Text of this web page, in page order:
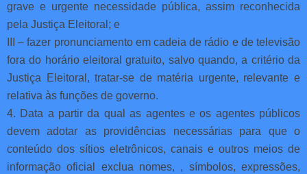
grave e urgente necessidade pública, assim reconhecida
pela Justiça Eleitoral; e
III – fazer pronunciamento em cadeia de rádio e de televisão
fora do horário eleitoral gratuito, salvo quando, a critério da
Justiça Eleitoral, tratar-se de matéria urgente, relevante e
relativa às funções de governo.
4. Data a partir da qual as agentes e os agentes públicos
devem adotar as providências necessárias para que o
conteúdo dos sítios eletrônicos, canais e outros meios de
informação oficial exclua nomes, , símbolos, expressões,